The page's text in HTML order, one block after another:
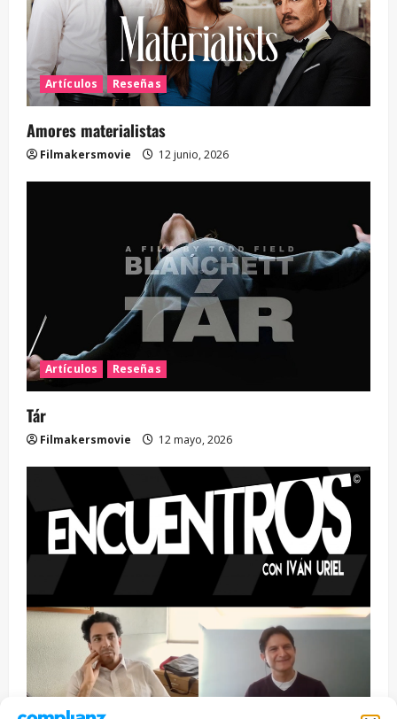
Artículos Reseñas
Amores materialistas
Filmakersmovie 12 junio, 2026
Artículos Reseñas
Tár
Filmakersmovie 12 mayo, 2026